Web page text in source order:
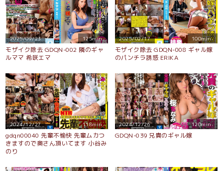
2025/09/23 125min.
モザイク除去 GDQN-002 隣のギャ
ルママ 希咲エマ
2025/02/17 100min.
モザイク除去 GDQN-008 ギャル嫁
のパンチラ誘惑 ERIKA
2024/12/27 118min.
gdqn00040 先輩不愉快 先輩ムカつ
きますので奥さん頂いてます 小谷み
のり
2024/12/26 120min.
GDQN-039 兄貴のギャル嫁